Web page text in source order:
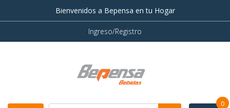
Bienvenidos a Bepensa en tu Hogar
Ingreso/Registro
0